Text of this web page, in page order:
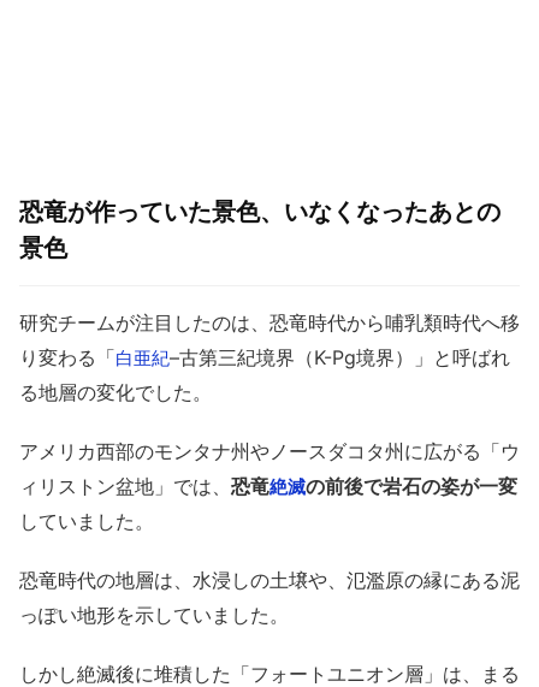
恐竜が作っていた景色、いなくなったあとの
景色
研究チームが注目したのは、恐竜時代から哺乳類時代へ移
り変わる「白亜紀–古第三紀境界（K-Pg境界）」と呼ばれ
る地層の変化でした。
アメリカ西部のモンタナ州やノースダコタ州に広がる「ウ
ィリストン盆地」では、 恐竜絶滅の前後で岩石の姿が一変
していました。
恐竜時代の地層は、水浸しの土壌や、氾濫原の縁にある泥
っぽい地形を示していました。
しかし絶滅後に堆積した「フォートユニオン層」は、まる